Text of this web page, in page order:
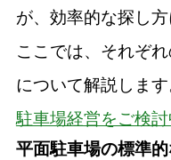
が、効率的な探し方
ここでは、それぞ
について解説します
駐車場経営をご検
平面駐車場の標準